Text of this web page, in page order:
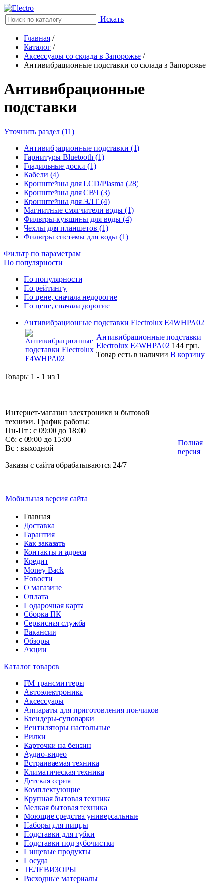
Искать
Главная /
Каталог /
Аксессуары со склада в Запорожье /
Антивибрационные подставки со склада в Запорожье
Антивибрационные
подставки
Уточнить раздел (11)
Антивибрационные подставки (1)
Гарнитуры Bluetooth (1)
Гладильные доски (1)
Кабели (4)
Кронштейны для LCD/Plasma (28)
Кронштейны для СВЧ (3)
Кронштейны для ЭЛТ (4)
Магнитные смягчители воды (1)
Фильтры-кувшины для воды (4)
Чехлы для планшетов (1)
Фильтры-системы для воды (1)
Фильтр по параметрам
По популярности
По популярности
По рейтингу
По цене, сначала недорогие
По цене, сначала дорогие
Антивибрационные подставки Electrolux E4WHPA02
Антивибрационные подставки
Electrolux E4WHPA02 144 грн.
Товар есть в наличии В корзину
Товары 1 - 1 из 1
Интернет-магазин электроники и бытовой
техники. График работы:
Пн-Пт : с 09:00 до 18:00
Сб: с 09:00 до 15:00
Вс : выходной
Заказы с сайта обрабатываются 24/7
Мобильная версия сайта
Полная
версия
Главная
Доставка
Гарантия
Как заказать
Контакты и адреса
Кредит
Money Back
Новости
О магазине
Оплата
Подарочная карта
Сборка ПК
Сервисная служба
Вакансии
Обзоры
Акции
Каталог товаров
FM трансмиттеры
Автоэлектроника
Аксессуары
Аппараты для приготовления пончиков
Блендеры-суповарки
Вентиляторы настольные
Вилки
Карточки на бензин
Аудио-видео
Встраиваемая техника
Климатическая техника
Детская серия
Комплектующие
Крупная бытовая техника
Мелкая бытовая техника
Моющие средства универсальные
Наборы для пиццы
Подставки для губки
Подставки под зубочистки
Пищевые продукты
Посуда
ТЕЛЕВИЗОРЫ
Расходные материалы